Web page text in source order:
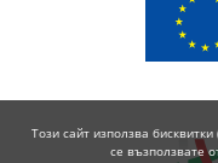
Този сайт използва
се възползвате